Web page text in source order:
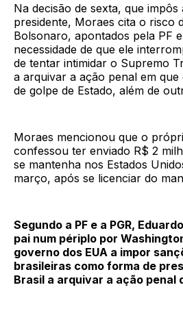
Na decisão de sexta, que
presidente, Moraes cita o risco
Bolsonaro, apontados pela PF
necessidade de que ele
de tentar intimidar o Supremo
a arquivar a ação penal em
de golpe de Estado, além de
Moraes mencionou que o
confessou ter enviado R$ 2
se mantenha nos Estados
março, após se licenciar do
Segundo a PF e a PGR,
pai num périplo por
governo dos EUA a impor
brasileiras como forma de
Brasil a arquivar a ação penal